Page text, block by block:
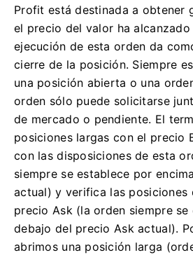
Profit está destinada a obtener
el precio del valor ha
ejecución de esta orden da
cierre de la posición. Siempre
una posición abierta o una
orden sólo puede solicitarse
de mercado o pendiente. El
posiciones largas con el precio
con las disposiciones de esta
siempre se establece por
actual) y verifica las posiciones
precio Ask (la orden siempre
debajo del precio Ask actual).
abrimos una posición larga